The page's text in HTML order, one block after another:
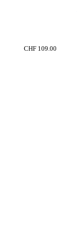
CHF 109.00